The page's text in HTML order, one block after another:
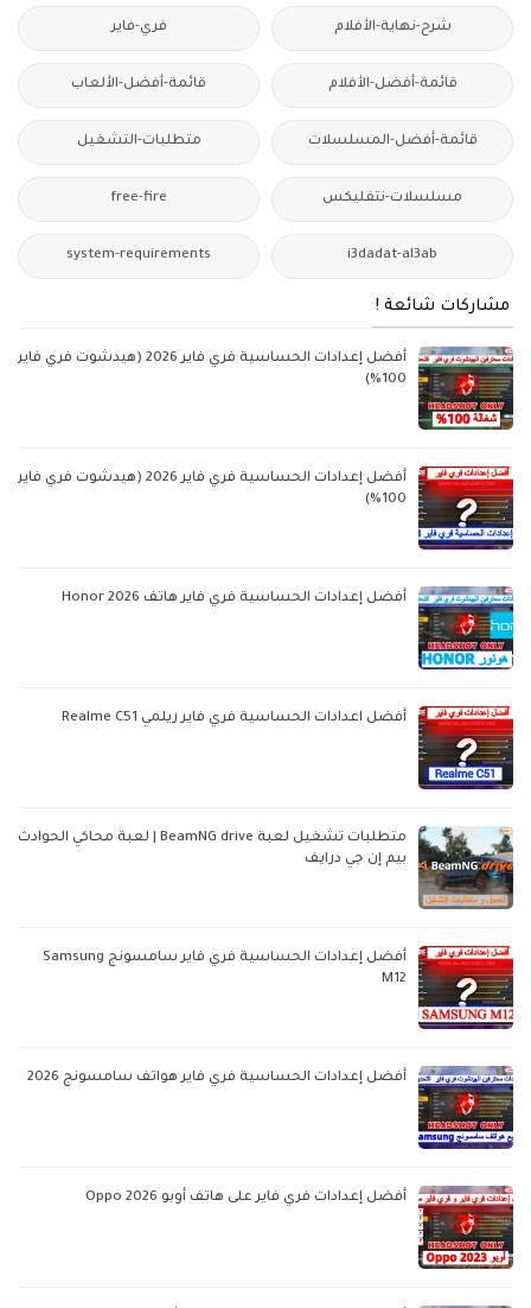
شرح-نهاية-الأفلام فري-فاير
قائمة-أفضل-الأفلام قائمة-أفضل-الألعاب
قائمة-أفضل-المسلسلات متطلبات-التشغيل
مسلسلات-نتفليكس free-fire
i3dadat-al3ab
system-requirements
مشاركات شائعة !
أفضل إعدادات الحساسية فري فاير 2026 (هيدشوت فري فاير
100%)
أفضل إعدادات الحساسية فري فاير 2026 (هيدشوت فري فاير
100%)
أفضل إعدادات الحساسية فري فاير هاتف Honor 2026
أفضل اعدادات الحساسية فري فاير ريلمي Realme C51
متطلبات تشغيل لعبة BeamNG drive | لعبة محاكي الحوادث
بيم إن جي درايف
أفضل إعدادات الحساسية فري فاير سامسونج Samsung
M12
أفضل إعدادات الحساسية فري فاير هواتف سامسونج 2026
أفضل إعدادات فري فاير على هاتف أوبو Oppo 2026